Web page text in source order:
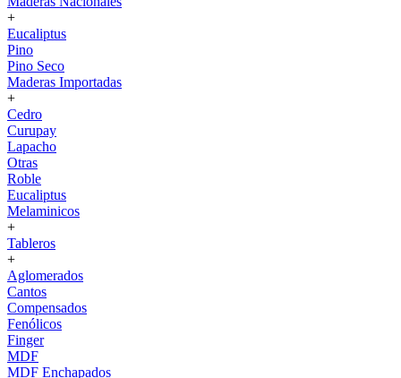
+
Eucaliptus
Pino
Pino Seco
Maderas Importadas
+
Cedro
Curupay
Lapacho
Otras
Roble
Eucaliptus
Melaminicos
+
Tableros
+
Aglomerados
Cantos
Compensados
Fenólicos
Finger
MDF
MDF Enchapados